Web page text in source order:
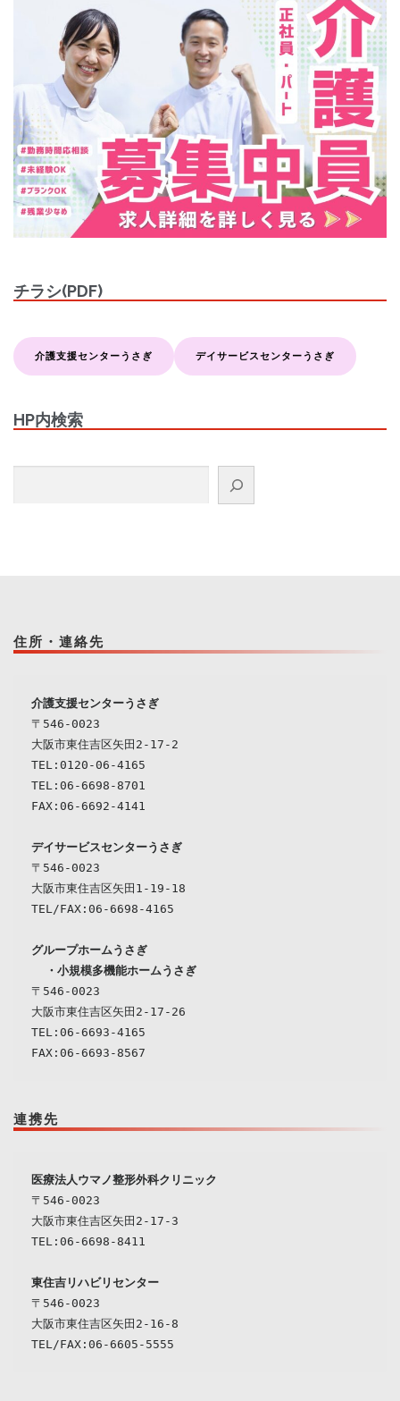
チラシ(PDF)
介護支援センターうさぎ デイサービスセンターうさぎ
HP内検索
住所・連絡先
介護支援センターうさぎ
〒546-0023
大阪市東住吉区矢田2-17-2
TEL:0120-06-4165
TEL:06-6698-8701
デイサービスセンターうさぎ
〒546-0023
大阪市東住吉区矢田1-19-18
TEL/FAX:06-6698-4165
  ・
小規模多機能ホームうさぎ
〒546-0023
大阪市東住吉区矢田2-17-26
TEL:06-6693-4165
連携先
〒546-0023
大阪市東住吉区矢田2-17-3
TEL:06-6698-8411
東住吉リハビリセンター
〒546-0023
大阪市東住吉区矢田2-16-8